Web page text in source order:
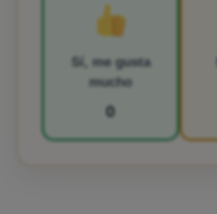
Sí, me gusta
mucho
0